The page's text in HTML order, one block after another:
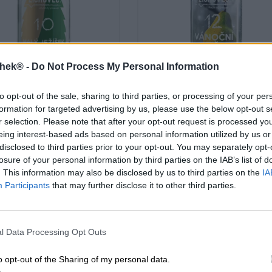
- Do Not Process My Personal Information
opt-out of the sale, sharing to third parties, or processing of your
for targeted advertising by us, please use the below opt-out
selection. Please note that after your opt-out request is processed
interest-based ads based on personal information utilized by us
to third parties prior to your opt-out. You may separately
of your personal information by third parties on the IAB’s list of
This information may also be disclosed by us to third parties on the
Participants that may further disclose it to other third parties.
Data Processing Opt Outs
opt-out of the Sharing of my personal data.
India Pale Ale
maly jezisek 10
€ 6,49
0,50 L KAN - € 12,98 / LTR
Uitverkocht
Sauerbiere|Mehrkornbiere|Frucht-,
und Gewürzbiere
vanocni hruska 12
Rodinný pivovar Zichovec
€ 7,59
EINWEG
0,50 L KAN - € 15,18 / LTR
Uitverkocht